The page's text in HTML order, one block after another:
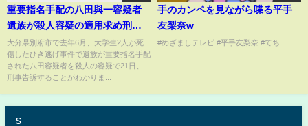
重要指名手配の八田與一容疑者
遺族が殺人容疑の適用求め刑事
告訴へ 大学生2人死傷ひき逃げ事
件
大分県別府市で去年6月、大学生2人が死
傷したひき逃げ事件で遺族が重要指名手配
された八田容疑者を殺人の容疑で21日、
刑事告訴することがわかりま...
手のカンペを見ながら喋る平手
友梨奈w
#めざましテレビ #平手友梨奈 #てち...
s